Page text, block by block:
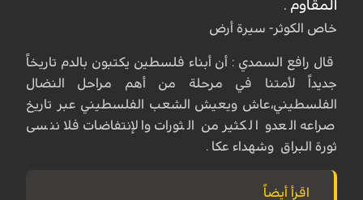
المقاوم .
خاص الكوثر- سيرة أرض
قال رافع السمدي : أن أبناء فلسطين يكتبون بالدم تاريخاً
جديداً لأمتنا في مرحلة من أهم مراحل النضال
الفلسطيني،عاش ويعيش الشعب الفلسطيني عبر تاريخ
صراعه العدو الكثير من الثورات والإنتفاضات فلا ننسى
ثورة البراق وشهداء عكا .
اقرأ أيضاً